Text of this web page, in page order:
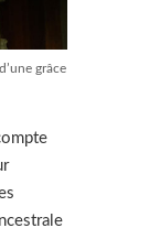
grâce